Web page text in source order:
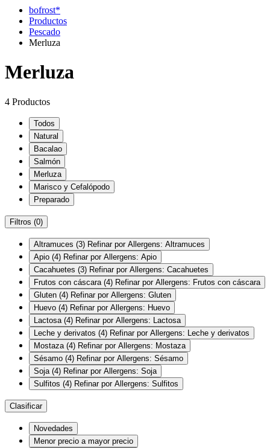
bofrost*
Productos
Pescado
Merluza
Merluza
4 Productos
Todos
Natural
Bacalao
Salmón
Merluza
Marisco y Cefalópodo
Preparado
Filtros (0)
Altramuces (3) Refinar por Allergens: Altramuces
Apio (4) Refinar por Allergens: Apio
Cacahuetes (3) Refinar por Allergens: Cacahuetes
Frutos con cáscara (4) Refinar por Allergens: Frutos con cáscara
Gluten (4) Refinar por Allergens: Gluten
Huevo (4) Refinar por Allergens: Huevo
Lactosa (4) Refinar por Allergens: Lactosa
Leche y derivatos (4) Refinar por Allergens: Leche y derivatos
Mostaza (4) Refinar por Allergens: Mostaza
Sésamo (4) Refinar por Allergens: Sésamo
Soja (4) Refinar por Allergens: Soja
Sulfitos (4) Refinar por Allergens: Sulfitos
Clasificar
Novedades
Menor precio a mayor precio